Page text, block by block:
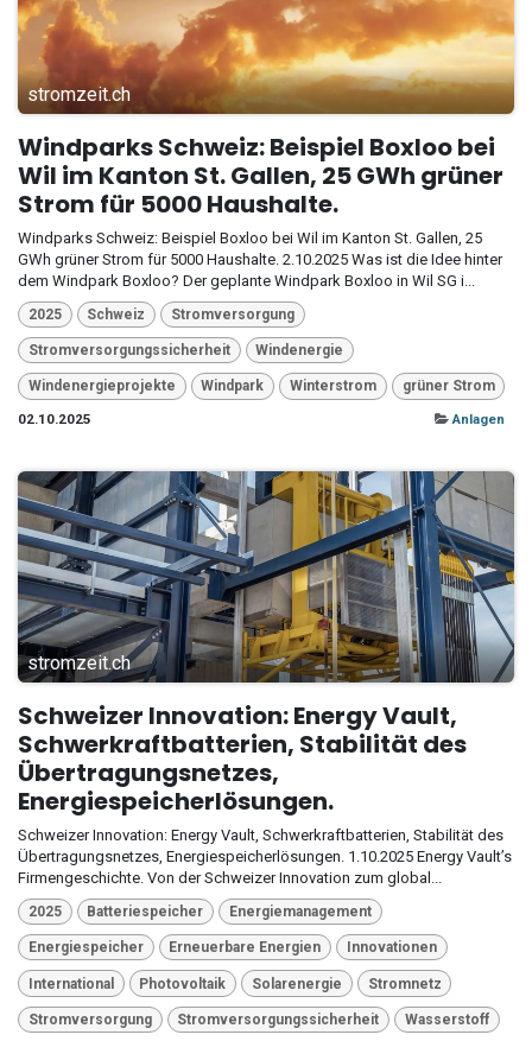
stromzeit.ch
Windparks Schweiz: Beispiel Boxloo bei
Wil im Kanton St. Gallen, 25 GWh grüner
Strom für 5000 Haushalte.
Windparks Schweiz: Beispiel Boxloo bei Wil im Kanton St. Gallen, 25
GWh grüner Strom für 5000 Haushalte. 2.10.2025 Was ist die Idee hinter
dem Windpark Boxloo? Der geplante Windpark Boxloo in Wil SG i...
2025 Schweiz Stromversorgung
Stromversorgungssicherheit Windenergie
Windenergieprojekte Windpark Winterstrom
grüner Strom
02.10.2025
Anlagen
stromzeit.ch
Schweizer Innovation: Energy Vault,
Schwerkraftbatterien, Stabilität des
Übertragungsnetzes,
Energiespeicherlösungen.
Schweizer Innovation: Energy Vault, Schwerkraftbatterien, Stabilität des
Übertragungsnetzes, Energiespeicherlösungen. 1.10.2025 Energy Vault’s
Firmengeschichte. Von der Schweizer Innovation zum global...
2025 Batteriespeicher Energiemanagement
Energiespeicher Erneuerbare Energien Innovationen
International Photovoltaik Solarenergie Stromnetz
Stromversorgung Stromversorgungssicherheit Wasserstoff